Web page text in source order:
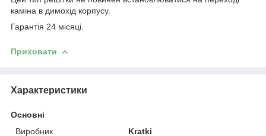
каміна в димохід корпусу.
Гарантія 24 місяці.
Приховати
Характеристики
Основні
Виробник
Kratki